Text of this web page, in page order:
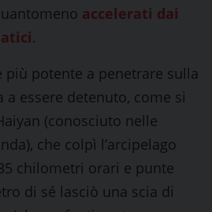
accelerati dai
.
potente a penetrare sulla
essere detenuto, come si
(conosciuto nelle
che colpì l’arcipelago
chilometri orari e punte
di sé lasciò una scia di